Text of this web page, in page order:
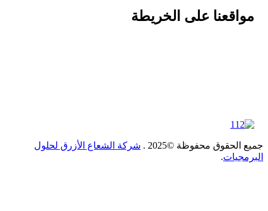
مواقعنا على الخريطة
الحقوق محفوظة ©2025 .
شركة الشعاع الأزرق لحلول
.